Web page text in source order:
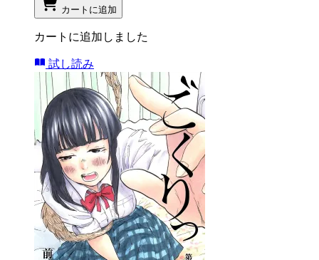
カートに追加
カートに追加しました
試し読み